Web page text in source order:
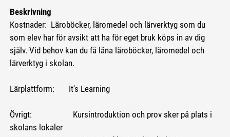
Beskrivning
Kostnader: Läroböcker, läromedel och lärverktyg som du
som elev har för avsikt att ha för eget bruk köps in av dig
själv. Vid behov kan du få låna läroböcker, läromedel och
lärverktyg i skolan.
Lärplattform: It's Learning
Övrigt: Kursintroduktion och prov sker på plats i
skolans lokaler